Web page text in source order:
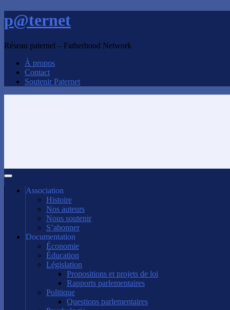
p@ternet
Réseau paternel – Fatherhood Network
À propos
Contact
Soutenir Paternet
Association
Histoire
Nos auteurs
Nous soutenir
S’abonner
Documentation
Économie
Éducation
Législation
Propositions et projets de loi
Rapports parlementaires
Politique
Questions parlementaires